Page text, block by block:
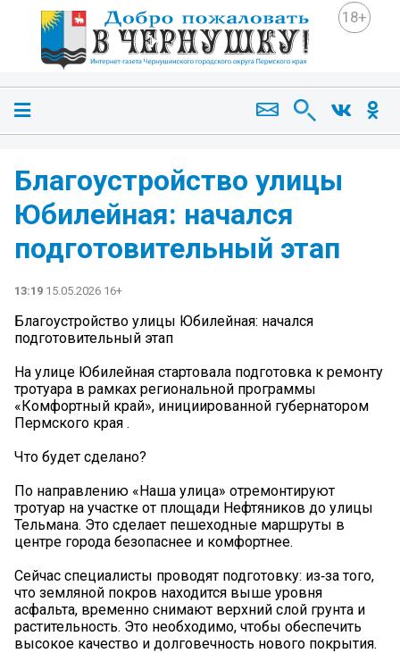
18+
Благоустройство улицы
Юбилейная: начался
подготовительный этап
13:19 15.05.2026 16+
Благоустройство улицы Юбилейная: начался
подготовительный этап
На улице Юбилейная стартовала подготовка к ремонту
тротуара в рамках региональной программы
«Комфортный край», инициированной губернатором
Пермского края .
Что будет сделано?
По направлению «Наша улица» отремонтируют
тротуар на участке от площади Нефтяников до улицы
Тельмана. Это сделает пешеходные маршруты в
центре города безопаснее и комфортнее.
Сейчас специалисты проводят подготовку: из‑за того,
что земляной покров находится выше уровня
асфальта, временно снимают верхний слой грунта и
растительность. Это необходимо, чтобы обеспечить
высокое качество и долговечность нового покрытия.